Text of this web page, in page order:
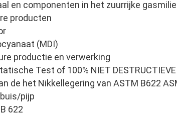
en componenten in het zuurrijke
producten
(MDI)
productie en verwerking
Test of 100% NIET
de het Nikkellegering van ASTM B622
pijp
622